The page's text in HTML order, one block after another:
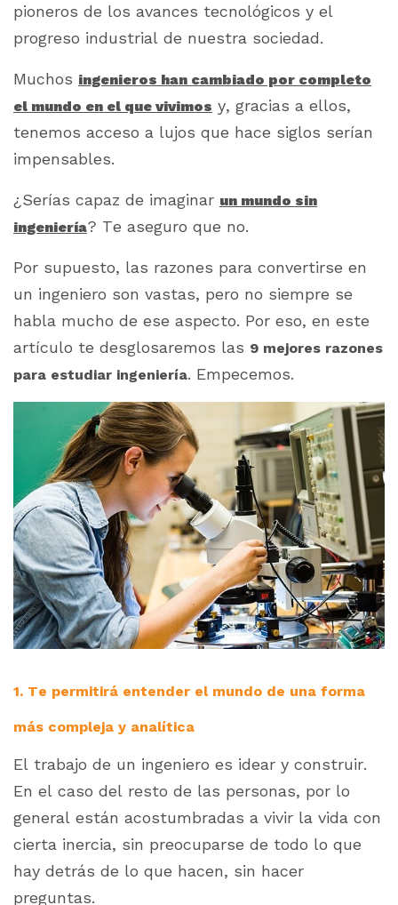
pioneros de los avances tecnológicos y el
progreso industrial de nuestra sociedad.
Muchos ingenieros han cambiado por completo
el mundo en el que vivimos y, gracias a ellos,
tenemos acceso a lujos que hace siglos serían
impensables.
¿Serías capaz de imaginar un mundo sin
ingeniería? Te aseguro que no.
Por supuesto, las razones para convertirse en
un ingeniero son vastas, pero no siempre se
habla mucho de ese aspecto. Por eso, en este
artículo te desglosaremos las 9 mejores razones
para estudiar ingeniería. Empecemos.
1. Te permitirá entender el mundo de una forma
más compleja y analítica
El trabajo de un ingeniero es idear y construir.
En el caso del resto de las personas, por lo
general están acostumbradas a vivir la vida con
cierta inercia, sin preocuparse de todo lo que
hay detrás de lo que hacen, sin hacer
preguntas.